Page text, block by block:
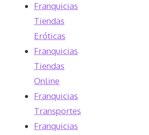
Franquicias
Tiendas
Eróticas
Franquicias
Tiendas
Online
Franquicias
Transportes
Franquicias